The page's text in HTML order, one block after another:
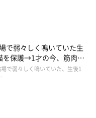
で弱々しく鳴いていた生
を保護→1才の今、筋肉質
に成長
で弱々しく鳴いていた、生後1